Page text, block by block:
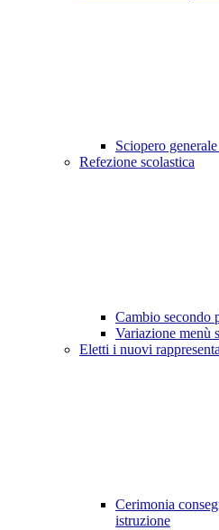
Sciopero
Refezione scolastica
Cambio secondo
Variazione menù
Eletti i nuovi
Cerimonia
istruzione